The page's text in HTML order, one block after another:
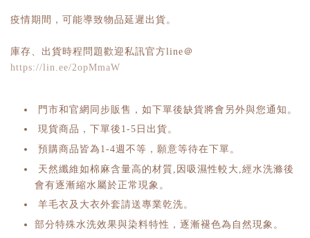
疫情期間，可能導致物品延遲出貨。
庫存、出貨時程問題歡迎私訊官方line＠
https://lin.ee/2opMmaW
門市和官網同步販售，如下單後缺貨將會另外與您通知。
現貨商品，下單後1-5日出貨。
預購商品皆為1-4週不等，願意等待在下單。
天然纖維如棉麻含量高的材質,因吸濕性較大,經水洗滌後
會有逐漸縮水屬於正常現象。
羊毛衣及大衣外套請送專業乾洗。
部分特殊水洗效果與染料特性，逐漸褪色為自然現象。